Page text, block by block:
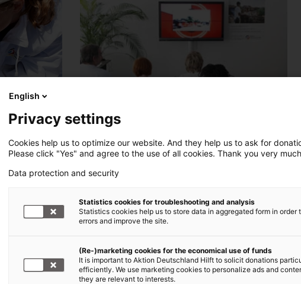
wir
beim Tag
immer
sind –
„Kleines Kino der großen Hilfe“ im BMZ
Berlin
21.08.2012 Zum Tag der offenen Tür im
Bundesministerium für wirtschaftliche
Zusammenarbeit und Entwicklung (BMZ)
Hilft am...
English
Privacy settings
Cookies help us to optimize our website. And they help us to ask for
Please click "Yes" and agree to the use of all cookies. Thank you very
Data protection and security
Statistics cookies for troubleshooting and analysis
Statistics cookies help us to store data in aggregated form in order
errors and improve the site.
(Re-)marketing cookies for the economical use of funds
It is important to Aktion Deutschland Hilft to solicit donations
efficiently. We use marketing cookies to personalize ads and
they are relevant to interests.